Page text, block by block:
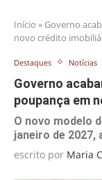
Início » Governo
novo crédito
Destaques Notícias
Governo
poupança em
O novo modelo
janeiro de 2027,
escrito por Maria